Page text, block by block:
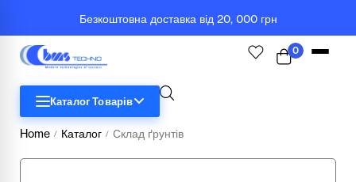
Безкоштовна доставка від 20, 000 грн
0
Каталог Товарів
Home / Каталог / Склад ґрунтів